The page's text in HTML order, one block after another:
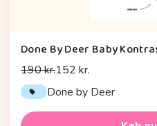
190 kr.152 kr.
Done by Deer